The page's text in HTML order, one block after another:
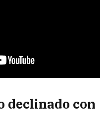
declinado con